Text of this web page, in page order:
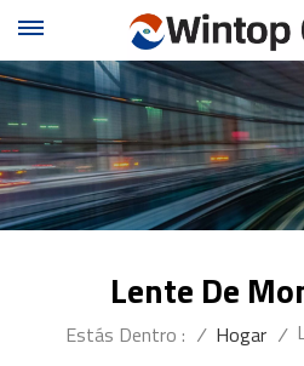
Lente De
Estás Dentro : / Hogar /